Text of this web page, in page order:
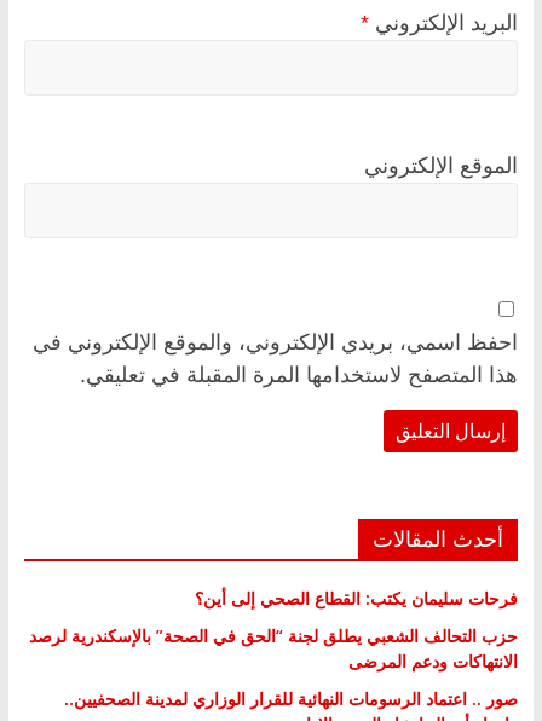
البريد الإلكتروني *
الموقع الإلكتروني
احفظ اسمي، بريدي الإلكتروني، والموقع الإلكتروني في
هذا المتصفح لاستخدامها المرة المقبلة في تعليقي.
أحدث المقالات
فرحات سليمان يكتب: القطاع الصحي إلى أين؟
حزب التحالف الشعبي يطلق لجنة “الحق في الصحة” بالإسكندرية لرصد
الانتهاكات ودعم المرضى
صور .. اعتماد الرسومات النهائية للقرار الوزاري لمدينة الصحفيين..